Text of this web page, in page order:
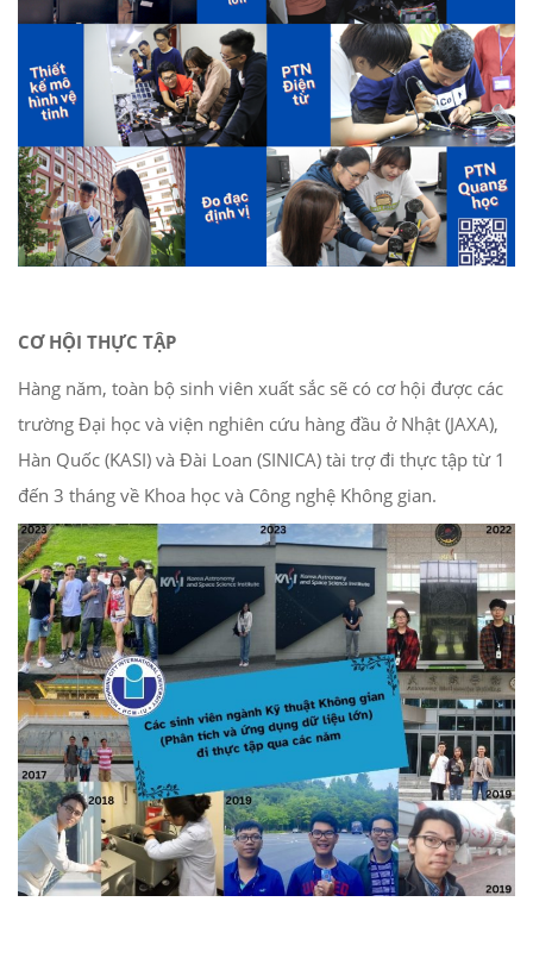
CƠ HỘI THỰC TẬP
Hàng năm, toàn bộ sinh viên xuất sắc sẽ có cơ hội được các
trường Đại học và viện nghiên cứu hàng đầu ở Nhật (JAXA),
Hàn Quốc (KASI) và Đài Loan (SINICA) tài trợ đi thực tập từ 1
đến 3 tháng về Khoa học và Công nghệ Không gian.